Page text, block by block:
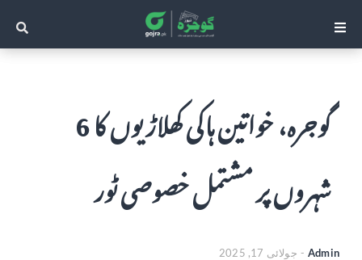
گوجرہ، خواتین ہاکی کھلاڑیوں کا 6
شہروں پر مشتمل خصوصی ٹور
Admin
- جولائی 17, 2025